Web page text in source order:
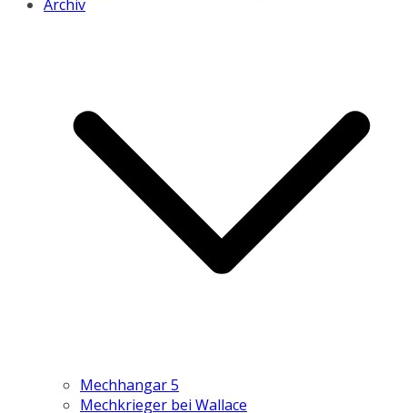
Archiv
Mechhangar 5
Mechkrieger bei Wallace